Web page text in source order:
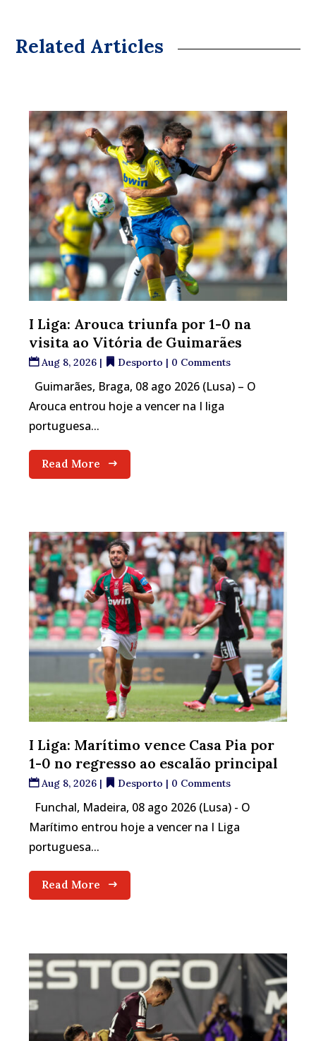
Related Articles
I Liga: Arouca triunfa por 1-0 na
visita ao Vitória de Guimarães
Aug 8, 2026 | Desporto | 0 Comments
Guimarães, Braga, 08 ago 2026 (Lusa) – O
Arouca entrou hoje a vencer na I liga
portuguesa...
Read More
I Liga: Marítimo vence Casa Pia por
1-0 no regresso ao escalão principal
Aug 8, 2026 | Desporto | 0 Comments
Funchal, Madeira, 08 ago 2026 (Lusa) - O
Marítimo entrou hoje a vencer na I Liga
portuguesa...
Read More